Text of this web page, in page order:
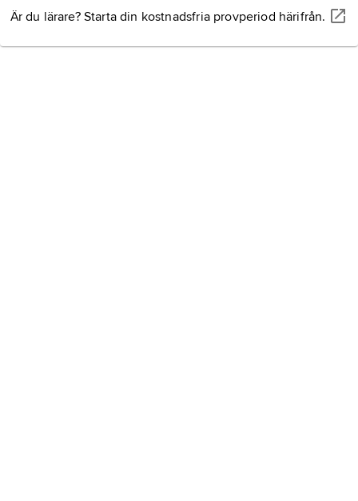
Är du lärare? Starta din kostnadsfria provperiod härifrån.